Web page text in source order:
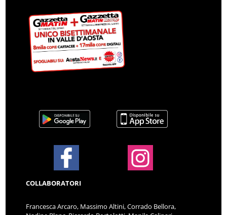
COLLABORATORI
Francesca Arcaro, Massimo Altini, Corrado Bellora,